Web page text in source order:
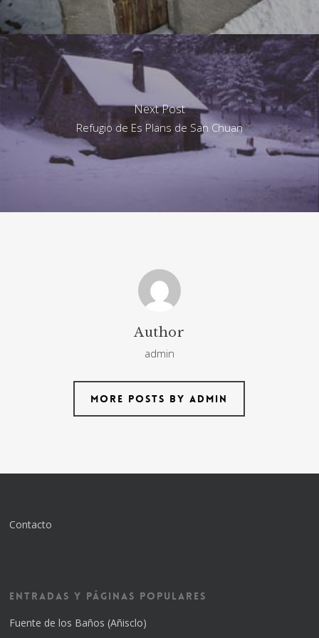
Next Post
Refugio de Es Plans de San Chuan
Author
admin
More posts by admin
Contacto
Entradas y Páginas Populares
Fuente de los Baños (Añisclo)